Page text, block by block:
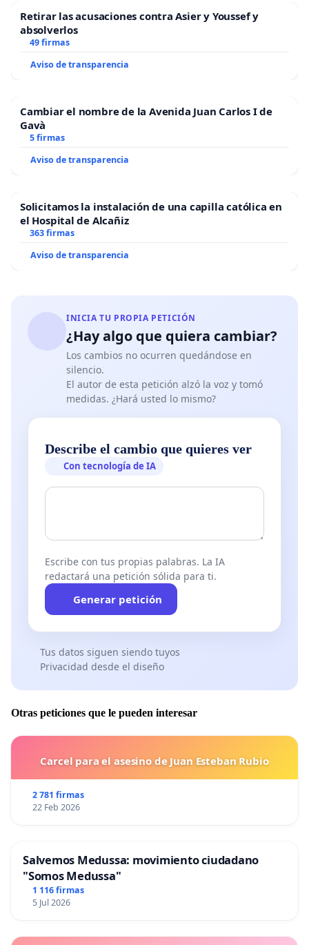
Retirar las acusaciones contra Asier y Youssef y
absolverlos
49 firmas
Aviso de transparencia
Cambiar el nombre de la Avenida Juan Carlos I de
Gavà
5 firmas
Aviso de transparencia
Solicitamos la instalación de una capilla católica en
el Hospital de Alcañiz
363 firmas
Aviso de transparencia
INICIA TU PROPIA PETICIÓN
¿Hay algo que quiera cambiar?
Los cambios no ocurren quedándose en
silencio.
El autor de esta petición alzó la voz y tomó
medidas. ¿Hará usted lo mismo?
Describe el cambio que quieres ver
Con tecnología de IA
Escribe con tus propias palabras. La IA
redactará una petición sólida para ti.
Generar petición
Tus datos siguen siendo tuyos
Privacidad desde el diseño
Otras peticiones que le pueden interesar
Carcel para el asesino de Juan Esteban Rubio
2 781 firmas
22 Feb 2026
Salvemos Medussa: movimiento ciudadano
"Somos Medussa"
1 116 firmas
5 Jul 2026